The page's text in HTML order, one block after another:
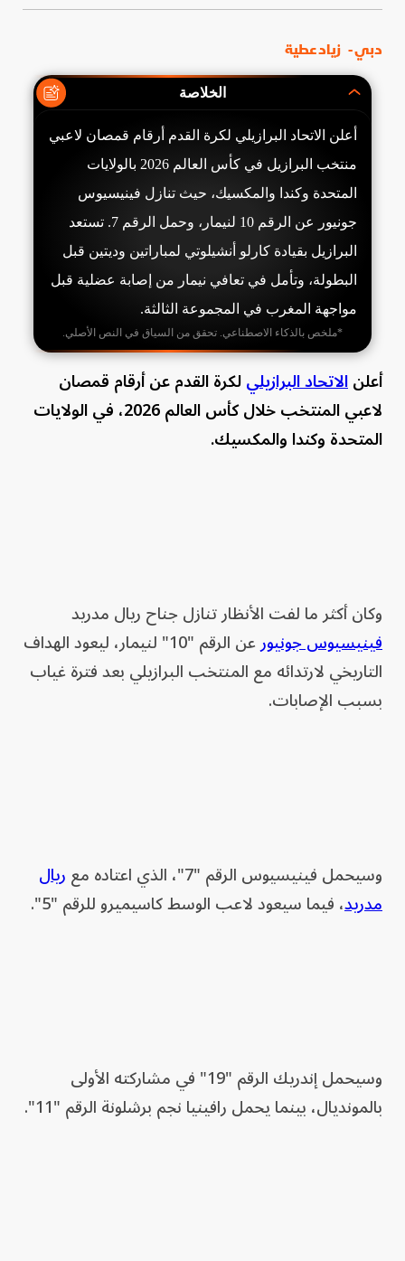
دبي - زياد عطية
الخلاصة
أعلن الاتحاد البرازيلي لكرة القدم أرقام قمصان لاعبي
منتخب البرازيل في كأس العالم 2026 بالولايات
المتحدة وكندا والمكسيك، حيث تنازل فينيسيوس
جونيور عن الرقم 10 لنيمار، وحمل الرقم 7. تستعد
البرازيل بقيادة كارلو أنشيلوتي لمباراتين وديتين قبل
البطولة، وتأمل في تعافي نيمار من إصابة عضلية قبل
مواجهة المغرب في المجموعة الثالثة.
*ملخص بالذكاء الاصطناعي. تحقق من السياق في النص الأصلي.
أعلنالاتحاد البرازيليلكرة القدم عن أرقام قمصان
لاعبي المنتخب خلال كأس العالم 2026، في الولايات
المتحدة وكندا والمكسيك.
وكان أكثر ما لفت الأنظار تنازل جناح ريال مدريد
فينيسيوس جونيور
عن الرقم "10" لنيمار، ليعود الهداف
التاريخي لارتدائه مع المنتخب البرازيلي بعد فترة غياب
بسبب الإصابات.
وسيحمل فينيسيوس الرقم "7"، الذي اعتاده مع
ريال
مدريد، فيما سيعود لاعب الوسط كاسيميرو للرقم "5".
وسيحمل إندريك الرقم "19" في مشاركته الأولى
بالمونديال، بينما يحمل رافينيا نجم برشلونة الرقم "11".